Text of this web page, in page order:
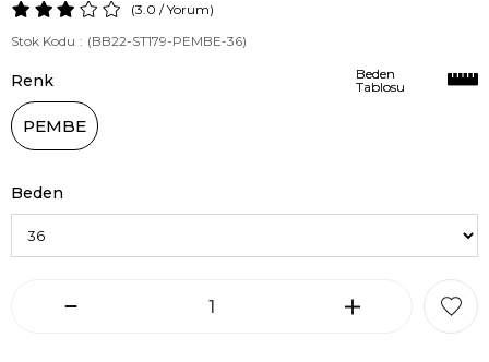
3.0 /Yorum)
Stok Kodu
(BB22-ST179-PEMBE-36)
Renk
PEMBE
Beden
Beden
Tablosu
Beden
Tablosu